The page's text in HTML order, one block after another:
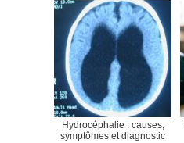
Hydrocéphalie : causes,
symptômes et diagnostic